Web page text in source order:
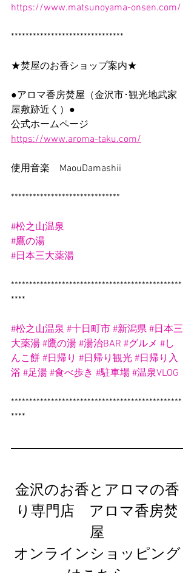
https://www.matsunoyama-onsen.com/
*******************************
★焚屋のお香ショップ案内★
●アロマ香房焚屋（金沢市･観光地武家
屋敷跡近く）●
公式ホームページ
https://www.aroma-taku.com/
使用音楽　MaouDamashii
******************************
#松之山温泉
#鷹の湯
#日本三大薬湯
***********************************************
****
#松之山温泉 #十日町市 #新潟県 #日本三
大薬湯 #鷹の湯 #湯治BAR #グルメ #し
んこ餅 #日帰り #日帰り観光 #日帰り入
浴 #足湯 #食べ歩き #駐車場 #温泉VLOG
***********************************************
****
金沢のお香とアロマの香
り専門店　アロマ香房焚
屋
オンラインショッピング